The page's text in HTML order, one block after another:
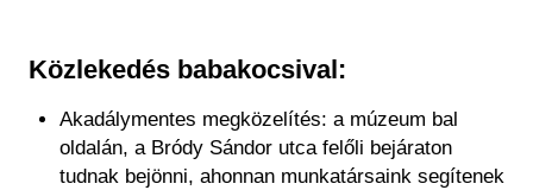
Közlekedés babakocsival:
Akadálymentes megközelítés: a múzeum bal
oldalán, a Bródy Sándor utca felőli bejáraton
tudnak bejönni, ahonnan munkatársaink segítenek